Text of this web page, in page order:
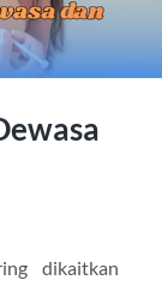
dikaitkan